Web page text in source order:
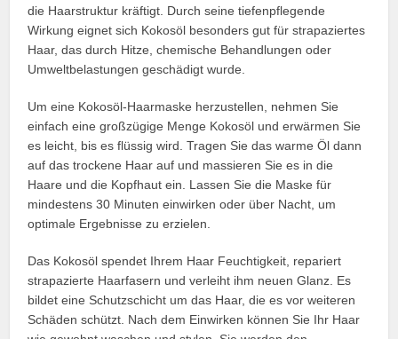
die Haarstruktur kräftigt. Durch seine tiefenpflegende
Wirkung eignet sich Kokosöl besonders gut für strapaziertes
Haar, das durch Hitze, chemische Behandlungen oder
Umweltbelastungen geschädigt wurde.
Um eine Kokosöl-Haarmaske herzustellen, nehmen Sie
einfach eine großzügige Menge Kokosöl und erwärmen Sie
es leicht, bis es flüssig wird. Tragen Sie das warme Öl dann
auf das trockene Haar auf und massieren Sie es in die
Haare und die Kopfhaut ein. Lassen Sie die Maske für
mindestens 30 Minuten einwirken oder über Nacht, um
optimale Ergebnisse zu erzielen.
Das Kokosöl spendet Ihrem Haar Feuchtigkeit, repariert
strapazierte Haarfasern und verleiht ihm neuen Glanz. Es
bildet eine Schutzschicht um das Haar, die es vor weiteren
Schäden schützt. Nach dem Einwirken können Sie Ihr Haar